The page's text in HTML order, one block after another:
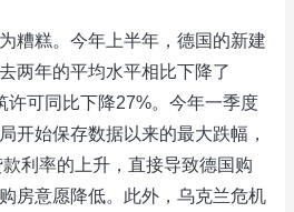
糟糕。今年上半年，德国的新建
两年的平均水平相比下降了
许可同比下降27%。今年一季度
开始保存数据以来的最大跌幅，
利率的上升，直接导致德国购
房意愿降低。此外，乌克兰危机